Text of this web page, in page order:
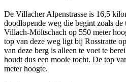
De Villacher Alpenstrasse is 16,5
doodlopende weg die begint zoals
Villach-Möltschach op 550 meter
top van deze weg ligt bij Rosstratte
van deze berg is alleen te voet te
houdt dus een mooie tocht. De top
meter hoogte.